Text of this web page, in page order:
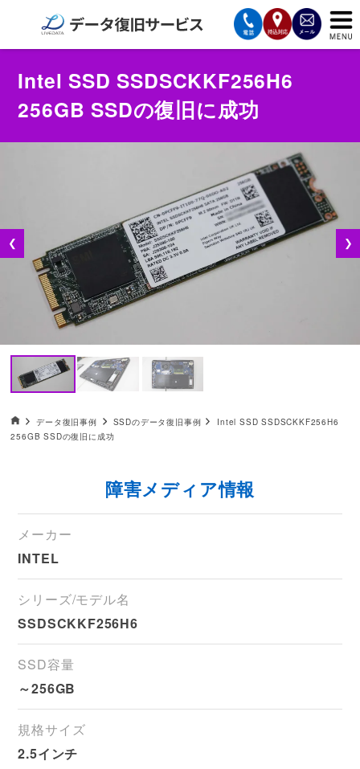
復旧費用と納期
サービスの流れ
データ復旧事例
お客様の声
会社案内
Intel SSD SSDSCKKF256H6
256GB SSDの復旧に成功
❮ ❯
データ復旧HOME
データ復旧事例 SSDのデータ復旧事例
Intel SSD SSDSCKKF256H6
256GB SSDの復旧に成功
障害メディア情報
メーカー
INTEL
シリーズ/モデル名
SSDSCKKF256H6
SSD容量
～256GB
規格サイズ
2.5インチ